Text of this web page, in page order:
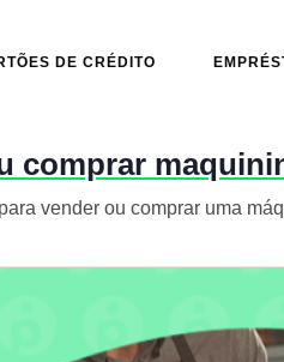
DE CRÉDITO
comprar
vender ou comprar uma